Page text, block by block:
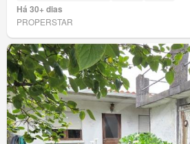
Há 30+ dias
PROPERSTAR